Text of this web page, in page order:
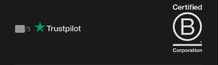
Trustpilot
/5